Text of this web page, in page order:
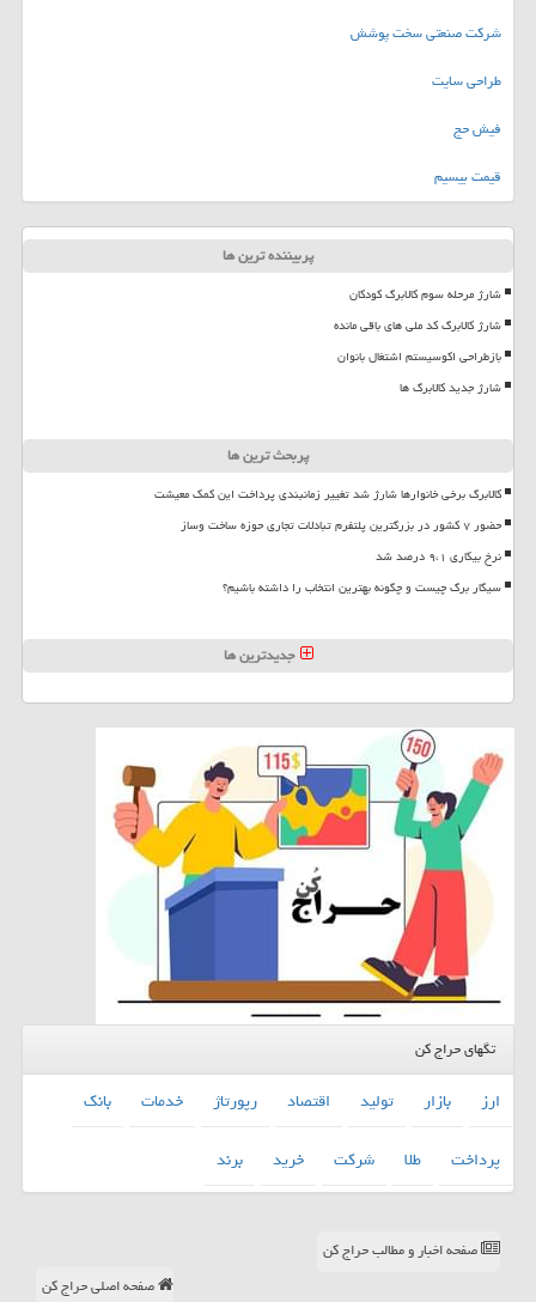
شرکت صنعتی سخت پوشش
طراحی سایت
فیش حج
قیمت بیسیم
پربیننده ترین ها
شارژ مرحله سوم کالابرگ کودکان
شارژ کالابرگ کد ملی های باقی مانده
بازطراحی اکوسیستم اشتغال بانوان
شارژ جدید کالابرگ ها
پربحث ترین ها
کالابرگ برخی خانوارها شارژ شد تغییر زمانبندی پرداخت این کمک معیشت
حضور ۷ کشور در بزرگترین پلتفرم تبادلات تجاری حوزه ساخت وساز
نرخ بیکاری ۹،۱ درصد شد
سیگار برگ چیست و چگونه بهترین انتخاب را داشته باشیم؟
جدیدترین ها
تگهای حراج کن
ارز بازار تولید اقتصاد رپورتاژ خدمات
بانك
پرداخت
طلا شركت خرید برند
صفحه اخبار و مطالب حراج کن
صفحه اصلی حراج کن